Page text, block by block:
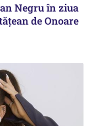
Negru în ziua
de Onoare